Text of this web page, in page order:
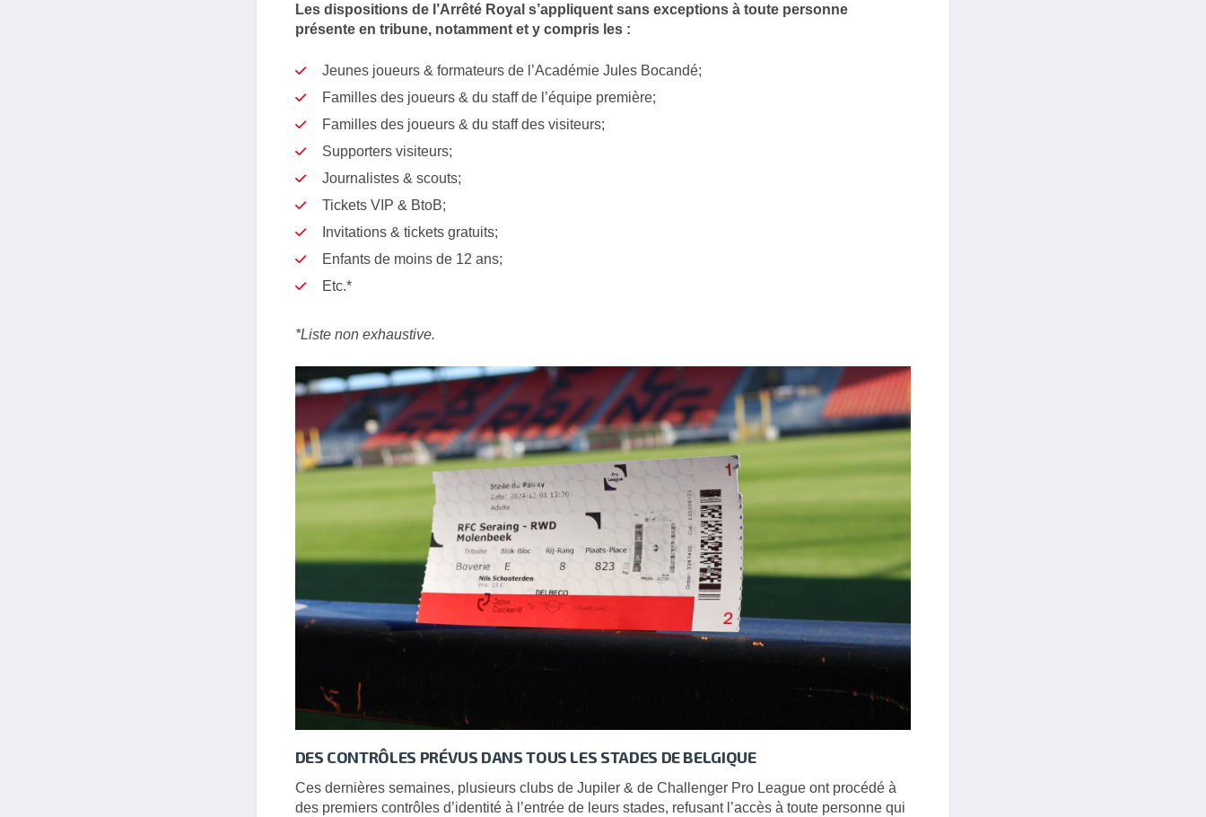
Les dispositions de l’Arrêté Royal s’appliquent sans exceptions à toute personne
présente en tribune, notamment et y compris les :
Jeunes joueurs & formateurs de l’Académie Jules Bocandé;
Familles des joueurs & du staff de l’équipe première;
Familles des joueurs & du staff des visiteurs;
Supporters visiteurs;
Journalistes & scouts;
Tickets VIP & BtoB;
Invitations & tickets gratuits;
Enfants de moins de 12 ans;
Etc.*
*Liste non exhaustive.
DES CONTRÔLES PRÉVUS DANS TOUS LES STADES DE BELGIQUE
Ces dernières semaines, plusieurs clubs de Jupiler & de Challenger Pro League ont procédé à
des premiers contrôles d’identité à l’entrée de leurs stades, refusant l’accès à toute personne qui